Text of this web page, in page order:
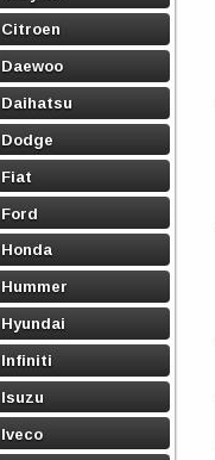
Citroen
Daewoo
Daihatsu
Dodge
Fiat
Ford
Honda
Hummer
Hyundai
Infiniti
Isuzu
Iveco